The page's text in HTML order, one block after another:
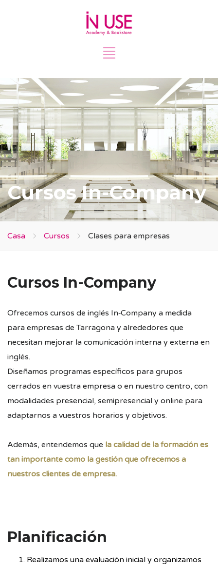
Cursos In-Company
Casa Cursos Clases para empresas
Cursos In-Company
Ofrecemos cursos de inglés In‑Company a medida
para empresas de Tarragona y alrededores que
necesitan mejorar la comunicación interna y externa en
inglés.
Diseñamos programas específicos para grupos
cerrados en vuestra empresa o en nuestro centro, con
modalidades presencial, semipresencial y online para
adaptarnos a vuestros horarios y objetivos.
Además, entendemos que la calidad de la formación es
tan importante como la gestión que ofrecemos a
nuestros clientes de empresa.
Planificación
Realizamos una evaluación inicial y organizamos